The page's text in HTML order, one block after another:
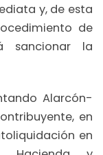
y, de esta
de
sancionar la
Alarcón-
en
en